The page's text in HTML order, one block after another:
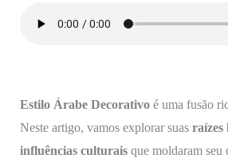
Estilo Árabe Decorativoé uma fusão
Neste artigo, vamos explorar suas raízes
influências culturaisque moldaram seu